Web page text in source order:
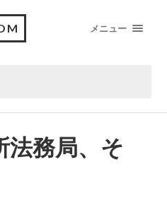
メニュー
法務局、そ